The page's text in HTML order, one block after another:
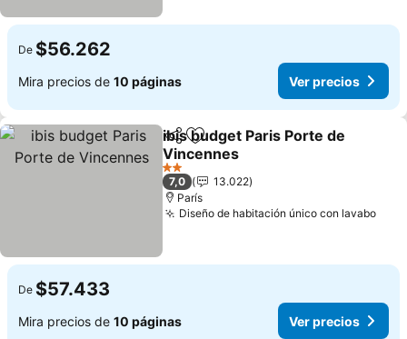
De $56.262
Mira precios de 10 páginas Ver precios
CompartirAgregar a favoritos
ibis budget Paris Porte de
Vincennes
2 Estrellas
7,0
13.022
París
Diseño de habitación único con lavabo
De $57.433
Mira precios de 10 páginas Ver precios